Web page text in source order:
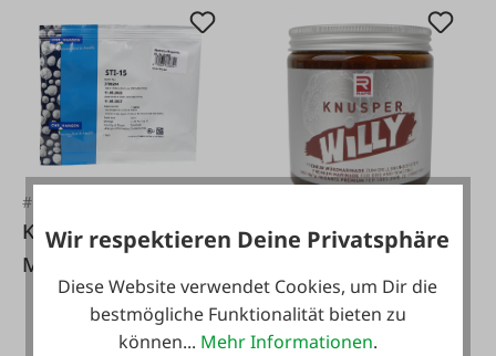
#FA131862
Käsekultur
Mozzarella
#FA134121
Raps Knusper Willy
Wir respektieren Deine Privatsphäre
Diese Website verwendet Cookies, um Dir die
bestmögliche Funktionalität bieten zu
können... Mehr Informationen.